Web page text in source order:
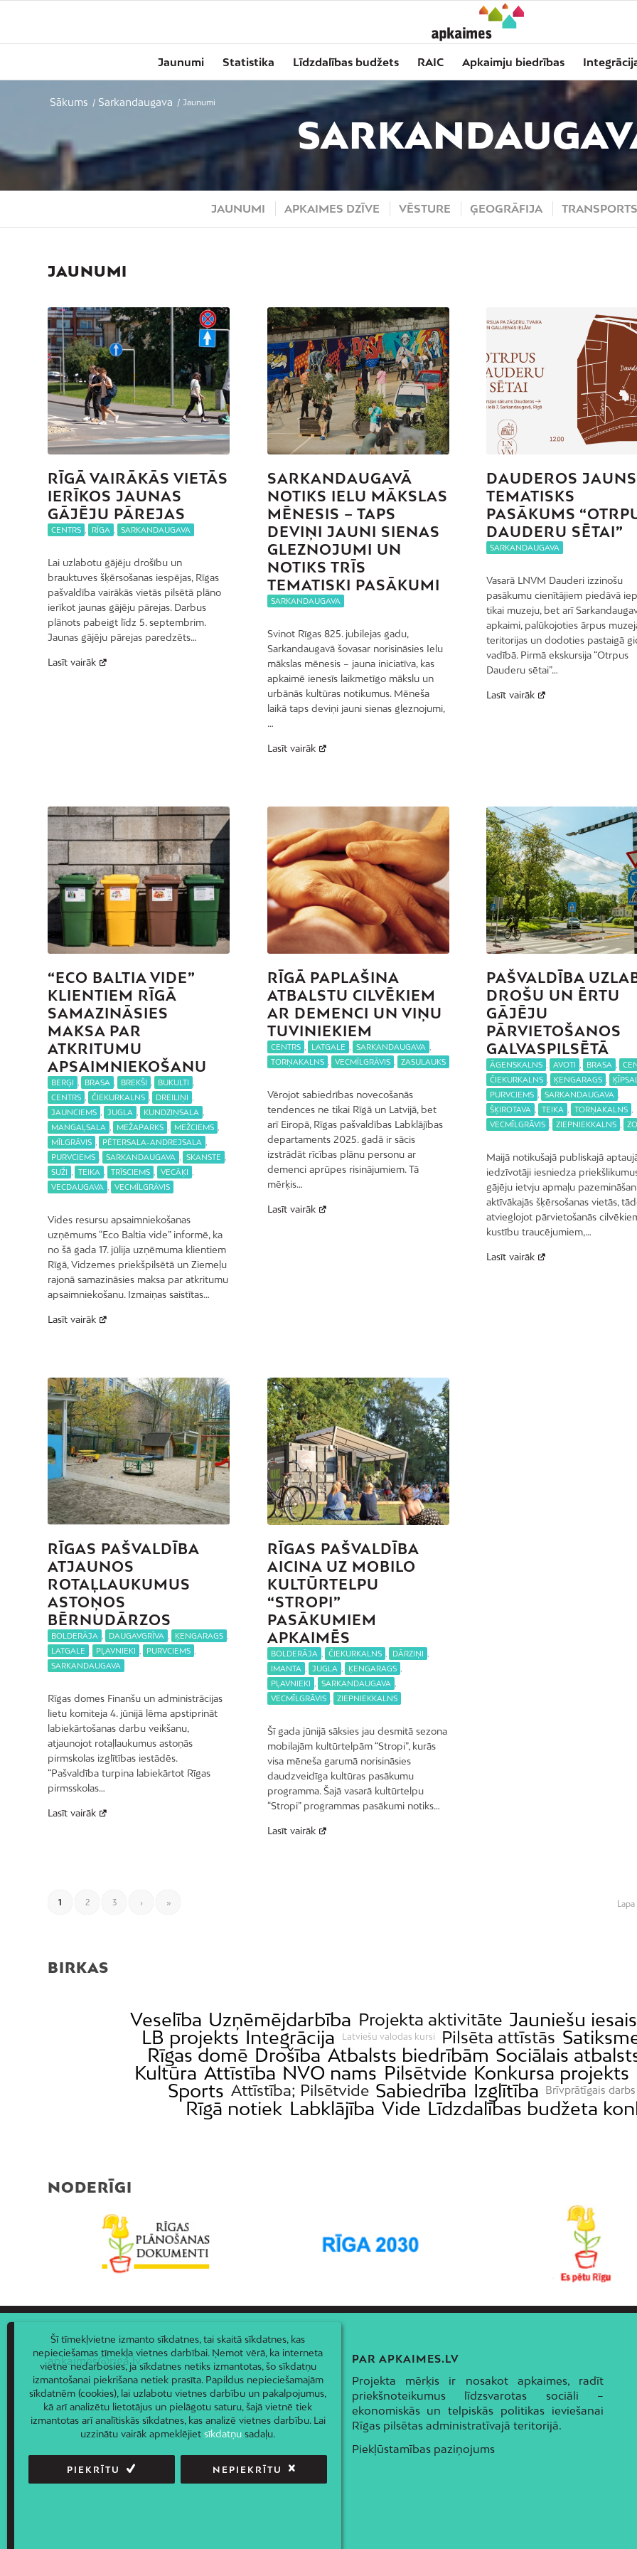
Jaunumi Statistika Līdzdalības budžets RAIC Apkaimju biedrības
Sākums / Sarkandaugava / Jaunumi
JAUNUMI APKAIMES DZĪVE VĒSTURE ĢEOGRĀFIJA TRANSPORTS
JAUNUMI
RĪGĀ VAIRĀKĀS VIETĀS
IERĪKOS JAUNAS
GĀJĒJU PĀREJAS
CENTRS RĪGA SARKANDAUGAVA
Lai uzlabotu gājēju drošību un
brauktuves šķērsošanas iespējas, Rīgas
pašvaldība vairākās vietās pilsētā plāno
ierīkot jaunas gājēju pārejas. Darbus
plānots pabeigt līdz 5. septembrim.
Jaunas gājēju pārejas paredzēts…
Lasīt vairāk
SARKANDAUGAVĀ
NOTIKS IELU MĀKSLAS
MĒNESIS – TAPS
DEVIŅI JAUNI SIENAS
GLEZNOJUMI UN
NOTIKS TRĪS
TEMATISKI PASĀKUMI
SARKANDAUGAVA
Svinot Rīgas 825. jubilejas gadu,
Sarkandaugavā šovasar norisināsies Ielu
mākslas mēnesis – jauna iniciatīva, kas
apkaimē ienesīs laikmetīgo mākslu un
urbānās kultūras notikumus. Mēneša
laikā taps deviņi jauni sienas gleznojumi,
…
Lasīt vairāk
DAUDEROS JAUNS
TEMATISKS
PASĀKUMS
DAUDERU SĒTAI”
SARKANDAUGAVA
Vasarā LNVM Dauderi izzinošu
pasākumu cienītājiem piedāvā
tikai muzeju, bet arī
apkaimi, palūkojoties ārpus
teritorijas un dodoties pastaigā
vadībā. Pirmā ekskursija “Otrpus
Dauderu sētai”…
Lasīt vairāk
“ECO BALTIA VIDE”
KLIENTIEM RĪGĀ
SAMAZINĀSIES
MAKSA PAR
ATKRITUMU
APSAIMNIEKOŠANU
BERĢI BRASA BREKŠI BUKULTI
CENTRS
ČIEKURKALNS DREILIŅI
JAUNCIEMS
JUGLA KUNDZIŅSALA
MANGAĻSALA
MEŽAPARKS MEŽCIEMS
MĪLGRĀVIS
PĒTERSALA-ANDREJSALA
PURVCIEMS
SARKANDAUGAVA SKANSTE
SUŽI
TEIKA TRĪSCIEMS VECĀĶI
VECDAUGAVA
VECMĪLGRĀVIS
Vides resursu apsaimniekošanas
uzņēmums “Eco Baltia vide” informē, ka
no šā gada 17. jūlija uzņēmuma klientiem
Rīgā, Vidzemes priekšpilsētā un Ziemeļu
rajonā samazināsies maksa par atkritumu
apsaimniekošanu. Izmaiņas saistītas…
Lasīt vairāk
RĪGĀ PAPLAŠINA
ATBALSTU CILVĒKIEM
AR DEMENCI UN VIŅU
TUVINIEKIEM
CENTRS LATGALE SARKANDAUGAVA
TORŅAKALNS
VECMĪLGRĀVIS ZASULAUKS
Vērojot sabiedrības novecošanās
tendences ne tikai Rīgā un Latvijā, bet
arī Eiropā, Rīgas pašvaldības Labklājības
departaments 2025. gadā ir sācis
izstrādāt rīcības plānu personu ar
demenci aprūpes risinājumiem. Tā
mērķis…
Lasīt vairāk
PAŠVALDĪBA
DROŠU UN ĒRTU
GĀJĒJU
PĀRVIETOŠANOS
GALVASPILSĒTĀ
ĀGENSKALNS AVOTI BRASA
ČIEKURKALNS
ĶENGARAGS
PURVCIEMS
SARKANDAUGAVA
ŠĶIROTAVA
TEIKA TORŅAKALNS
VECMĪLGRĀVIS
ZIEPNIEKKALNS
Maijā notikušajā publiskajā
iedzīvotāji iesniedza
gājēju ietvju apmaļu
aktīvākajās šķērsošanas vietās,
atvieglojot pārvietošanās
kustību traucējumiem,…
Lasīt vairāk
RĪGAS PAŠVALDĪBA
ATJAUNOS
ROTAĻLAUKUMUS
ASTOŅOS
BĒRNUDĀRZOS
BOLDERĀJA DAUGAVGRĪVA ĶENGARAGS
LATGALE
PĻAVNIEKI PURVCIEMS
SARKANDAUGAVA
Rīgas domes Finanšu un administrācijas
lietu komiteja 4. jūnijā lēma apstiprināt
labiekārtošanas darbu veikšanu,
atjaunojot rotaļlaukumus astoņās
pirmskolas izglītības iestādēs.
“Pašvaldība turpina labiekārtot Rīgas
pirmsskolas…
Lasīt vairāk
RĪGAS PAŠVALDĪBA
AICINA UZ MOBILO
KULTŪRTELPU
“STROPI”
PASĀKUMIEM
APKAIMĒS
BOLDERĀJA ČIEKURKALNS DĀRZIŅI
IMANTA
JUGLA ĶENGARAGS
PĻAVNIEKI
SARKANDAUGAVA
VECMĪLGRĀVIS
ZIEPNIEKKALNS
Šī gada jūnijā sāksies jau desmitā sezona
mobilajām kultūrtelpām “Stropi”, kurās
visa mēneša garumā norisināsies
daudzveidīga kultūras pasākumu
programma. Šajā vasarā kultūrtelpu
“Stropi” programmas pasākumi notiks…
Lasīt vairāk
Lapa
1 2 3 › »
BIRKAS
Veselība Uzņēmējdarbība Projekta aktivitāte Jauniešu
LB projekts Integrācija Latviešu valodas kursi Pilsēta attīstās
Rīgas domē Drošība Atbalsts biedrībām Sociālais
Kultūra Attīstība NVO nams Pilsētvide Konkursa projekts
Sports Attīstība; Pilsētvide Sabiedrība Izglītība Brīvprātīgais darbs
Rīgā notiek Labklājība Vide Līdzdalības budžeta
NODERĪGI
apkaimes@riga.lv PAR APKAIMES.LV
Projekta mērķis ir nosakot apkaimes, radīt
priekšnoteikumus līdzsvarotas sociāli –
ekonomiskās un telpiskās politikas ieviešanai
Rīgas pilsētas administratīvajā teritorijā.
Piekļūstamības paziņojums
Šī tīmekļvietne izmanto sīkdatnes, tai skaitā sīkdatnes, kas
nepieciešamas tīmekļa vietnes darbībai. Ņemot vērā, ka interneta
vietne nedarbosies, ja sīkdatnes netiks izmantotas, šo sīkdatņu
izmantošanai piekrišana netiek prasīta. Papildus nepieciešamajām
sīkdatnēm (cookies), lai uzlabotu vietnes darbību un pakalpojumus,
kā arī analizētu lietotājus un pielāgotu saturu, šajā vietnē tiek
izmantotas arī analītiskās sīkdatnes, kas analizē vietnes darbību. Lai
uzzinātu vairāk apmeklējietsīkdatņu sadaļu.
PIEKRĪTU NEPIEKRĪTU